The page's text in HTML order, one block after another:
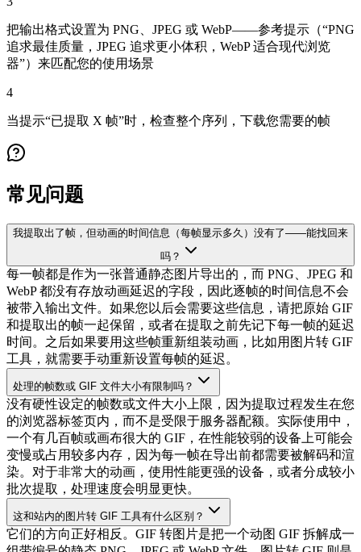
把输出格式设置为 PNG、JPEG 或 WebP——参考提示（“PNG
追求最佳质量，JPEG 追求更小体积，WebP 适合现代浏览
器”）来匹配您的使用场景
4
当提示“已提取 X 帧”时，检查整个序列，下载您需要的帧
常见问题
我提取出了帧，但动画的时间信息（每帧显示多久）没有了——能找回来
吗？
每一帧都是作为一张普通静态图片导出的，而 PNG、JPEG 和
WebP 都没有存放动画延迟的字段，因此逐帧的时间信息不会
被带入输出文件。如果您以后会需要这些信息，请把原始 GIF
和提取出的帧一起保留，或者在提取之前先记下每一帧的延迟
时间。之后如果要用这些帧重新组装动画，比如用图片转 GIF
工具，就需要手动重新设置每帧的延迟。
处理的帧数或 GIF 文件大小有限制吗？
没有硬性设定的帧数或文件大小上限，因为提取过程发生在您
的浏览器标签页内，而不是受限于服务器配额。实际使用中，
一个有几百帧或画布很大的 GIF，在性能较弱的设备上可能会
变慢或占用较多内存，因为每一帧在导出前都需要被解码和渲
染。对于非常大的动画，使用性能更强的设备，或者分成较小
批次提取，处理速度会明显更快。
这和站内的图片转 GIF 工具有什么区别？
它们的方向正好相反。GIF 转图片是把一个动图 GIF 拆解成一